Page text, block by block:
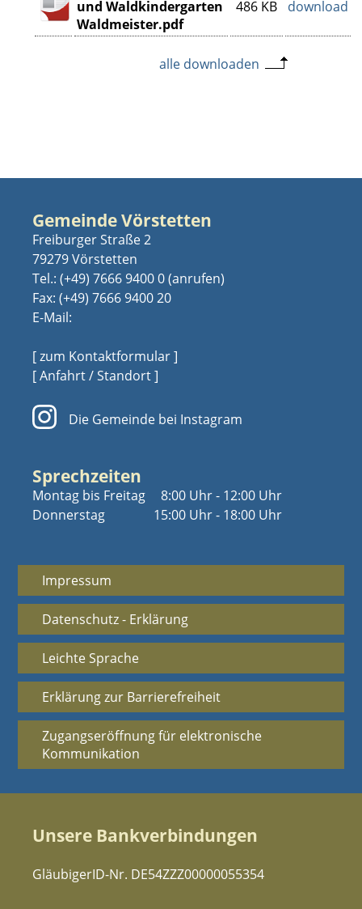
und Waldkindergarten
Waldmeister.pdf
486 KB download
alle downloaden
Gemeinde Vörstetten
Freiburger Straße 2
79279 Vörstetten
Tel.: (+49) 7666 9400 0
Fax: (+49) 7666 9400 20
E-Mail:
[ zum Kontaktformular ]
[ Anfahrt / Standort ]
Die Gemeinde bei Instagram
Sprechzeiten
Montag bis Freitag
Donnerstag
8:00 Uhr - 12:00 Uhr
15:00 Uhr - 18:00 Uhr
Impressum
Datenschutz - Erklärung
Leichte Sprache
Erklärung zur Barrierefreiheit
Zugangseröffnung für elektronische
Kommunikation
Unsere Bankverbindungen
GläubigerID-Nr. DE54ZZZ00000055354